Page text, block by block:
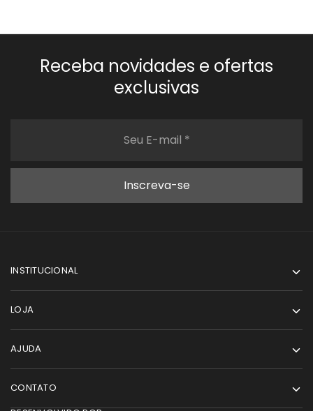
Receba novidades e ofertas
exclusivas
INSTITUCIONAL
LOJA
AJUDA
CONTATO